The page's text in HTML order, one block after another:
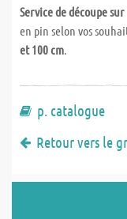
Service de découpe
en pin selon vos
et 100 cm.
p. catalogue
Retour vers le